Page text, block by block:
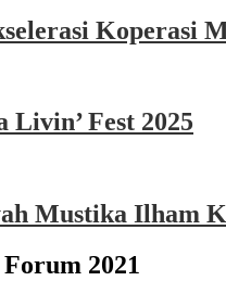
Koperasi
Fest 2025
Mustika Ilham
2021